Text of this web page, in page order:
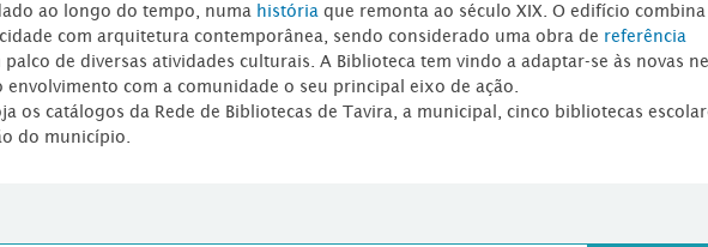
ao longo do tempo, numa história que remonta ao século XIX. O edifício combina
com arquitetura contemporânea, sendo considerado uma obra de referência
palco de diversas atividades culturais. A Biblioteca tem vindo a adaptar-se às novas
com a comunidade o seu principal eixo de ação.
os catálogos da Rede de Bibliotecas de Tavira, a municipal, cinco bibliotecas
do município.